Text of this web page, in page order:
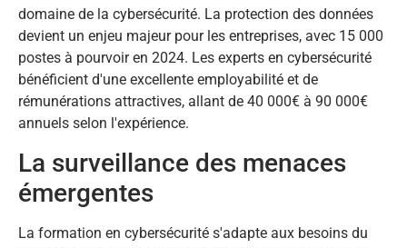
domaine de la cybersécurité. La protection des données
devient un enjeu majeur pour les entreprises, avec 15 000
postes à pourvoir en 2024. Les experts en cybersécurité
bénéficient d'une excellente employabilité et de
rémunérations attractives, allant de 40 000€ à 90 000€
annuels selon l'expérience.
La surveillance des menaces
émergentes
La formation en cybersécurité s'adapte aux besoins du